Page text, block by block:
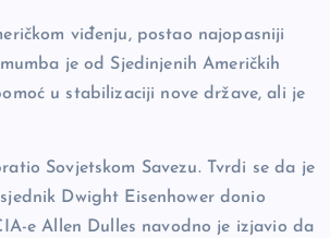
viđenju, postao najopasniji
je od Sjedinjenih Američkih
u stabilizaciji nove države, ali je
Sovjetskom Savezu. Tvrdi se da je
Dwight Eisenhower donio
e Allen Dulles navodno je izjavio da